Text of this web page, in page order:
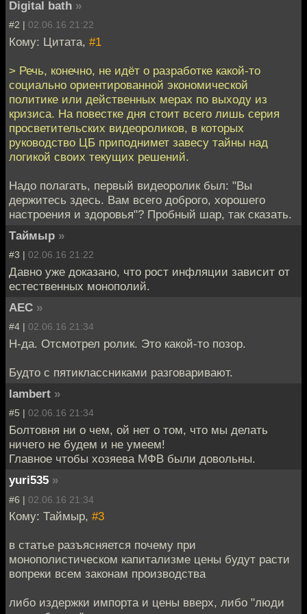
Digital bath »
#2 | 02.06.16 21:22
Кому: Цитата, #1
> Речь, конечно, не идёт о разработке какой-то
социально ориентированной экономической
политике или действенных мерах по выходу из
кризиса. На повестке дня стоит всего лишь серия
просветительских видеороликов, в которых
руководство ЦБ приподнимет завесу тайны над
логикой своих текущих решений.
Надо полагать, первый видеоролик был: "Вы
держитесь здесь. Вам всего доброго, хорошего
настроения и здоровья"? Пробный шар, так сказать.
Таймыр »
#3 | 02.06.16 21:22
Давно уже доказано, что рост инфляции зависит от
естественных монополий.
АЕС »
#4 | 02.06.16 21:34
Н-да. Отсмотрел ролик. Это какой-то позор.
Будто с пятиклассниками разговаривают.
lambert »
#5 | 02.06.16 21:34
Болтовня ни о чем, ой нет о том, что мы делать
ничего не будем и не умеем!
Главное чтобы хозяева МФВ были довольны.
yuri535 »
#6 | 02.06.16 21:34
Кому: Таймыр, #3
в статье разъясняется почему при
монополистическом капитализме цены будут расти
вопреки всем законам производства
либо издержки импорта и цены вверх, либо "люди